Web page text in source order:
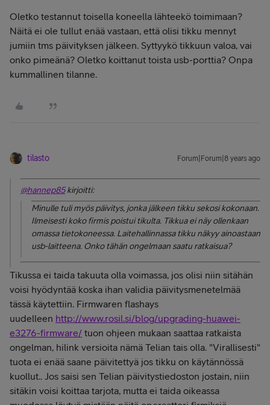
Oletko testannut toisella koneella lähteekö toimimaan?
Näitä ei ole tullut enää vastaan, että olisi tikku mennyt
jumiin tms päivityksen jälkeen. Syttyykö tikkuun valoa, vai
onko pimeänä? Oletko koittanut toista usb-porttia? Onpa
kummallinen tilanne.
tilasto Forum|Forum|8 years ago
@hannep85kirjoitti:
Minulle tuli myös päivitys, jonka jälkeen tikku sekosi kokonaan.
Ilmeisesti koko firmis poistui tikulta. Tikkua ei näy ollenkaan
omassa tietokoneessa. Laitehallinnassa tikku näkyy ainoastaan
usb-laitteena. Onko tähän ongelmaan saatu ratkaisua?
Tikussa ei taida takuuta olla voimassa, jos olisi niin sitähän
voisi hyödyntää koska ihan validia päivitysmenetelmää
tässä käytettiin. Firmwaren flashays
uudelleen http://www.rosil.si/blog/upgrading-huawei-
e3276-firmware/ tuon ohjeen mukaan saattaa ratkaista
ongelman, hilink versioita nämä Telian tais olla. "Virallisesti"
tuota ei enää saane päivitettyä jos tikku on käytännössä
kuollut.. Jos saisi sen Telian päivitystiedoston jostain, niin
sitäkin voisi koittaa tarjota, mutta ei taida oikeassa